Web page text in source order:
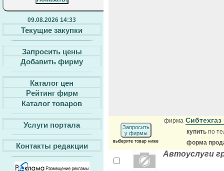
09.08.2026 14:33
Текущие закупки
Запросить цены
Добавить фирму
Каталог цен
Рейтинг фирм
Каталог товаров
Услуги портала
Контакты редакции
Запросить
у фирмы
выберите товар ниже
фирма
купить по
форма
Автоуслуги